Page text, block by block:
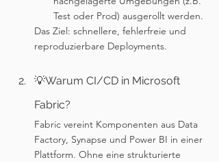
Test oder Prod) ausgerollt werden.
Das Ziel: schnellere, fehlerfreie und
reproduzierbare Deployments.
💡Warum CI/CD in Microsoft
Fabric?
Fabric vereint Komponenten aus Data
Factory, Synapse und Power BI in einer
Plattform. Ohne eine strukturierte